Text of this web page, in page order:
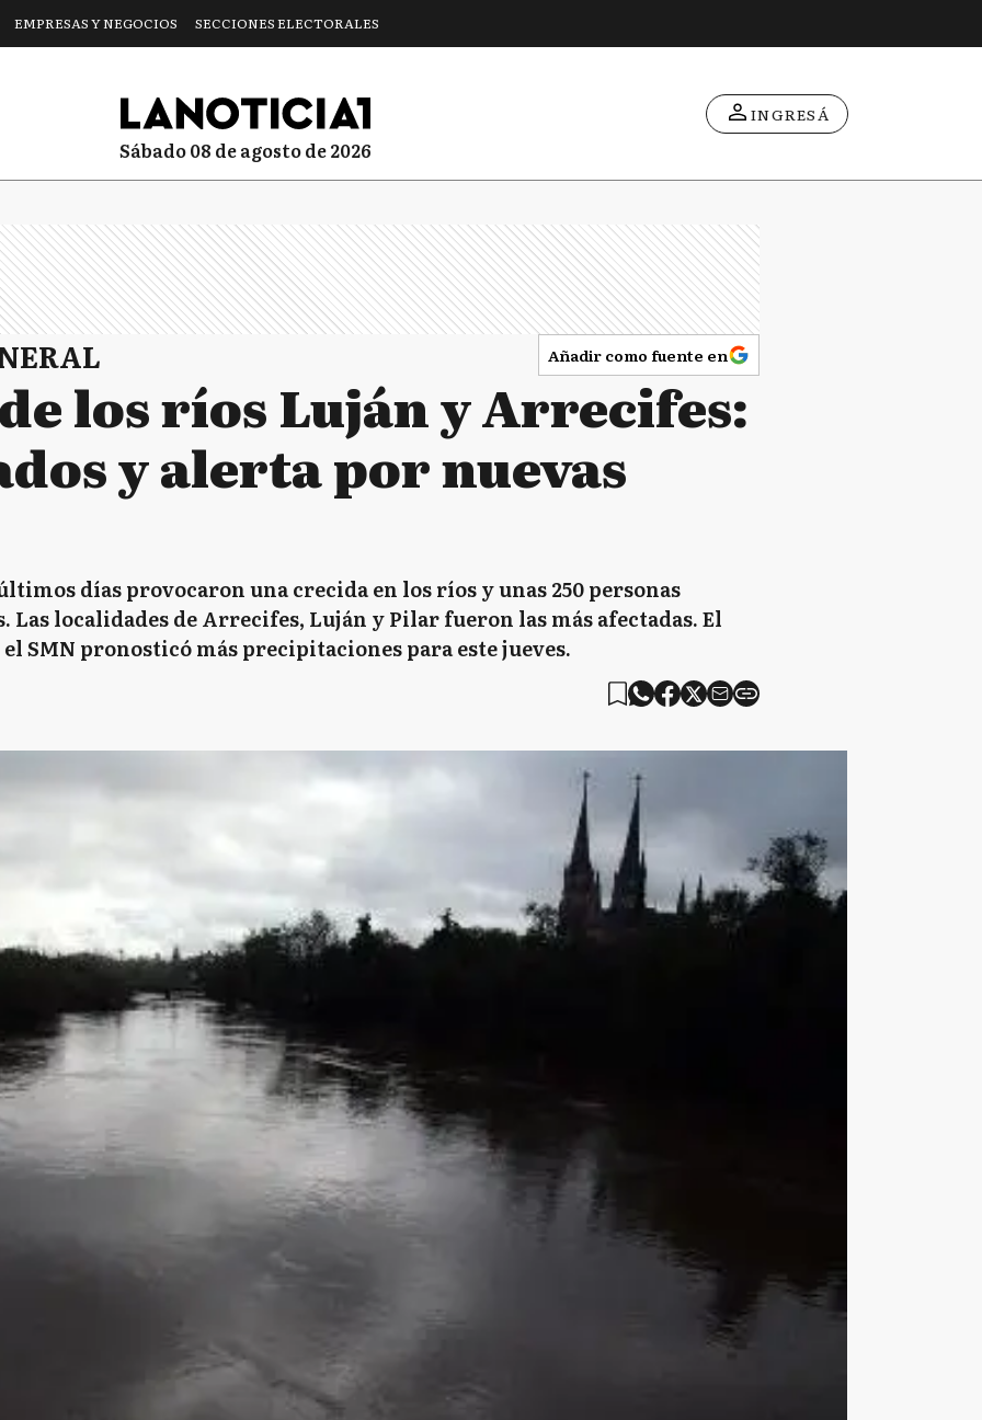
EMPRESAS Y NEGOCIOS SECCIONES ELECTORALES
sábado 08 de agosto de 2026
INGRESÁ
Añadir como fuente en
los ríos Luján y Arrecifes:
y alerta por nuevas
días provocaron una crecida en los ríos y unas 250 personas
Las localidades de Arrecifes, Luján y Pilar fueron las más afectadas. El
SMN pronosticó más precipitaciones para este jueves.